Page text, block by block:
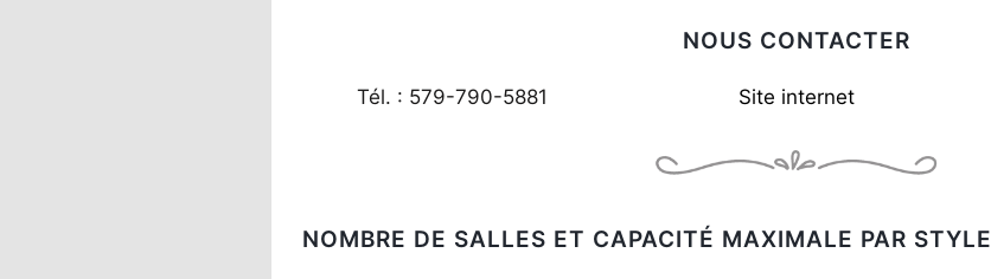
NOUS CONTACTER
Tél. : 579-790-5881 Site internet
NOMBRE DE SALLES ET CAPACITÉ MAXIMALE PAR STYLE